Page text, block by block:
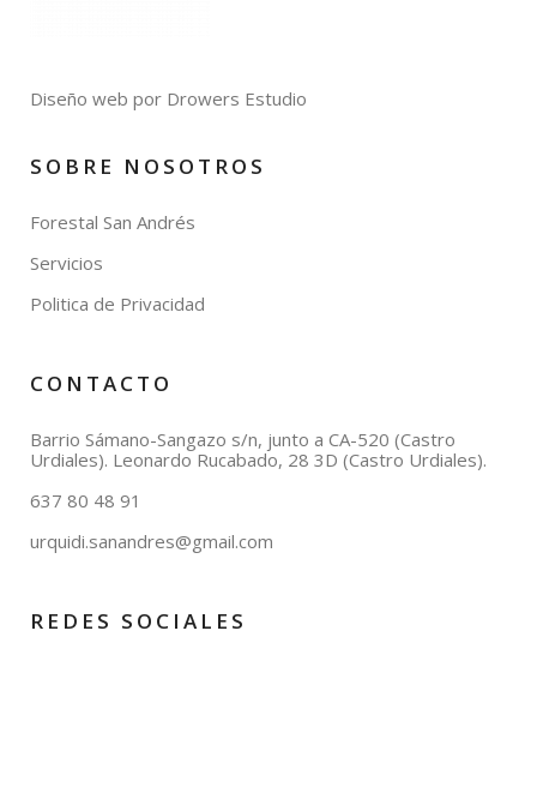
Diseño web por Drowers Estudio
SOBRE NOSOTROS
Forestal San Andrés
Servicios
Politica de Privacidad
CONTACTO
Barrio Sámano-Sangazo s/n, junto a CA-520 (Castro
Urdiales). Leonardo Rucabado, 28 3D (Castro Urdiales).
637 80 48 91
urquidi.sanandres@gmail.com
REDES SOCIALES